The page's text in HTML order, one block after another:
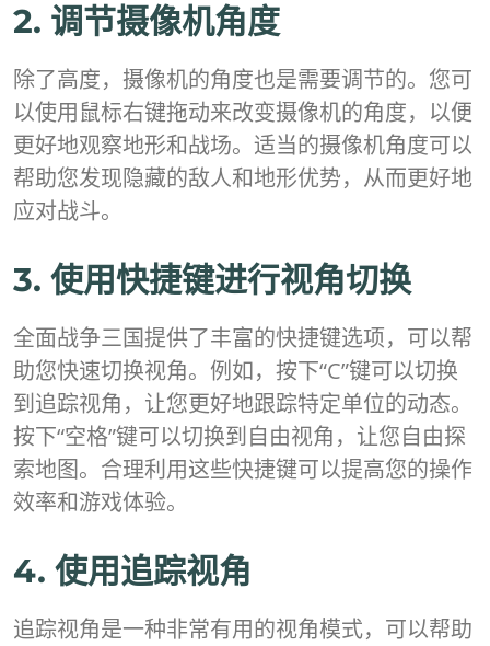
2. 调节摄像机角度
除了高度，摄像机的角度也是需要调节的。您可
以使用鼠标右键拖动来改变摄像机的角度，以便
更好地观察地形和战场。适当的摄像机角度可以
帮助您发现隐藏的敌人和地形优势，从而更好地
应对战斗。
3. 使用快捷键进行视角切换
全面战争三国提供了丰富的快捷键选项，可以帮
助您快速切换视角。例如，按下“C”键可以切换
到追踪视角，让您更好地跟踪特定单位的动态。
按下“空格”键可以切换到自由视角，让您自由探
索地图。合理利用这些快捷键可以提高您的操作
效率和游戏体验。
4. 使用追踪视角
追踪视角是一种非常有用的视角模式，可以帮助